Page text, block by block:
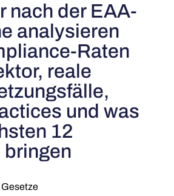
nach der EAA-
analysieren
Raten
reale
und was
12
bringen
Gesetze